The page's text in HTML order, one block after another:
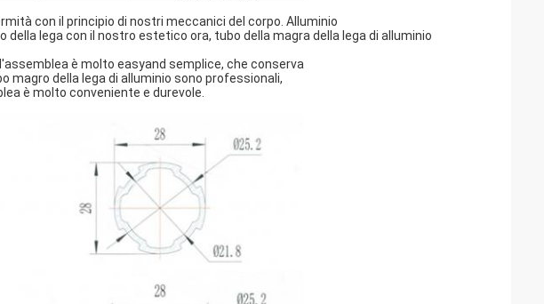
con il principio di nostri meccanici del corpo. Alluminio
lega con il nostro estetico ora, tubo della magra della lega di alluminio
è molto easyand semplice, che conserva
magro della lega di alluminio sono professionali,
è molto conveniente e durevole.